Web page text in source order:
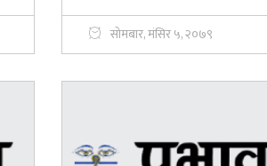
सोमबार, मंसिर ५, २०७९